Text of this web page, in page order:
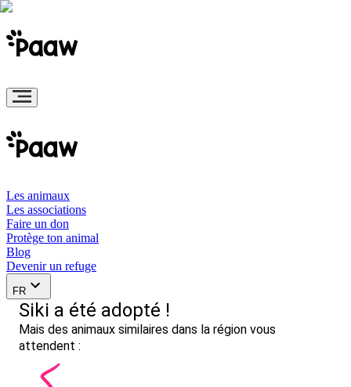
Les animaux
Les associations
Faire un don
Protège ton animal
Blog
Devenir un refuge
FR
Siki a été adopté !
Mais des animaux similaires dans la région vous
attendent :